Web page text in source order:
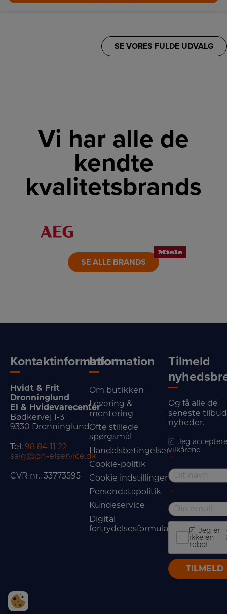
SE VORES FULDE UDVALG
Vi har alle de
kendte
kvalitetsbrands
LINK
SE ALLE BRANDS
Kontaktinformation
Hvidt & Frit
Dronninglund
El & Hvidevarecenter
Bødkervej 1-3
9330 Dronninglund
Tel: 98 84 11 22
salg@pn-elservice.dk
CVR nr.: 33773595
Information
Om butikken
Levering &
montering
Ofte stillede
spørgsmål
Handelsbetingelser
Cookie-politik
Cookie indstillinger
Persondatapolitik
Kundeservice
Digital
fortrydelsesformular
Tilmeld
Og få alle de
seneste
nyheder.
Jeg
vilkårene
*
*
Jeg er
ikke en
robot